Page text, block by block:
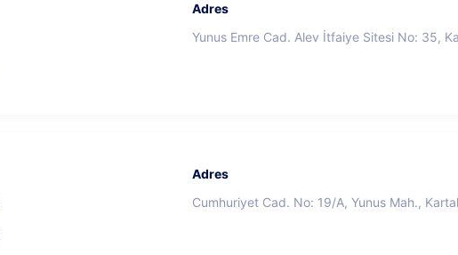
Adres
Yunus Emre Cad. Alev İtfaiye Sitesi No: 35,
Adres
Cumhuriyet Cad. No: 19/A, Yunus Mah.,